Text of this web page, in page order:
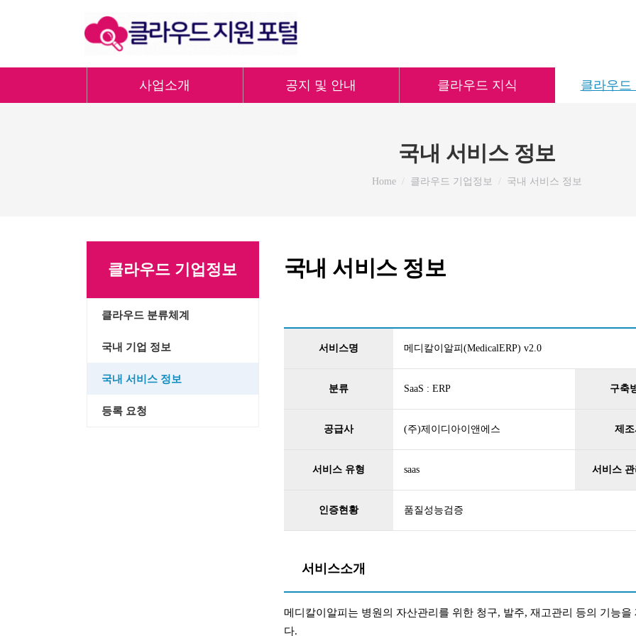
사업소개 공지 및 안내 클라우드 지식 클라우드
국내 서비스 정보
You are here:
Home 클라우드 기업정보 국내 서비스 정보
국내 서비스 정보
서비스명 메디칼이알피(MedicalERP) v2.0
분류 SaaS : ERP 구축
공급사 (주)제이디아이앤에스 제
서비스 유형 saas 서비스
인증현황 품질성능검증
서비스소개
메디칼이알피는 병원의 자산관리를 위한 청구, 발주, 재고관리 등의 기능을
다.
클라우드 기업정보
클라우드 분류체계
국내 기업 정보
국내 서비스 정보
등록 요청